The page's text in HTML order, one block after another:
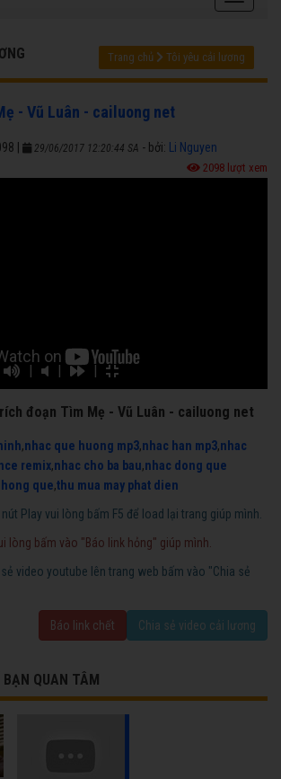
Trang chủ Tôi yêu cải lương
- Vũ Luân - cailuong net
29/06/2017 12:20:44 SA - bởi: Li Nguyen
2098 lượt xem
đoạn Tìm Mẹ - Vũ Luân - cailuong net
,nhac que huong mp3,nhac han mp3,nhac
remix,nhac cho ba bau,nhac dong que
que,thu mua may phat dien
Play vui lòng bấm F5 để load lại trang giúp mình.
lòng bấm vào "Báo link hỏng" giúp mình.
video youtube lên trang web bấm vào "Chia sẻ
Báo link chết Chia sẻ video cải lương
BẠN QUAN TÂM